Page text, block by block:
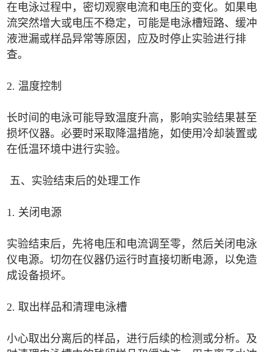
在电泳过程中，密切观察电流和电压的变化。如果电
流突然增大或电压不稳定，可能是电泳槽短路、缓冲
液泄漏或样品异常等原因，应及时停止实验进行排
查。
2. 温度控制
长时间的电泳可能导致温度升高，影响实验结果甚至
损坏仪器。必要时采取降温措施，如使用冷却装置或
在低温环境中进行实验。
五、实验结束后的处理工作
1. 关闭电源
实验结束后，先将电压和电流调至零，然后关闭电泳
仪电源。切勿在仪器仍运行时直接切断电源，以免造
成设备损坏。
2. 取出样品和清理电泳槽
小心取出分离后的样品，进行后续的检测或分析。及